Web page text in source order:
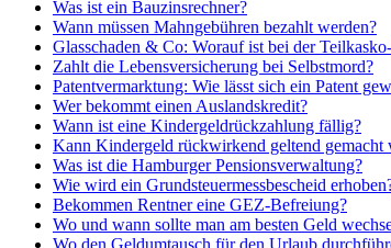
Was ist ein Bauzinsrechner?
Wann müssen Mahngebühren bezahlt werden?
Glasschaden & Co: Worauf ist bei der
Zahlt die Lebensversicherung bei Selbstmord?
Patentvermarktung: Wie lässt sich ein Patent
Wer bekommt einen Auslandskredit?
Wann ist eine Kindergeldrückzahlung fällig?
Kann Kindergeld rückwirkend geltend gemacht
Was ist die Hamburger Pensionsverwaltung?
Wie wird ein Grundsteuermessbescheid
Bekommen Rentner eine GEZ-Befreiung?
Wo und wann sollte man am besten Geld